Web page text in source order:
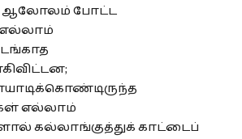
ஆலோலம் போட்ட
எல்லாம்
எல்லாம்
கல்லாங்குத்துக் காட்டைப்